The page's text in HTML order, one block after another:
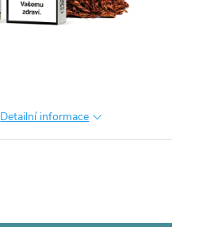
Detailní informace